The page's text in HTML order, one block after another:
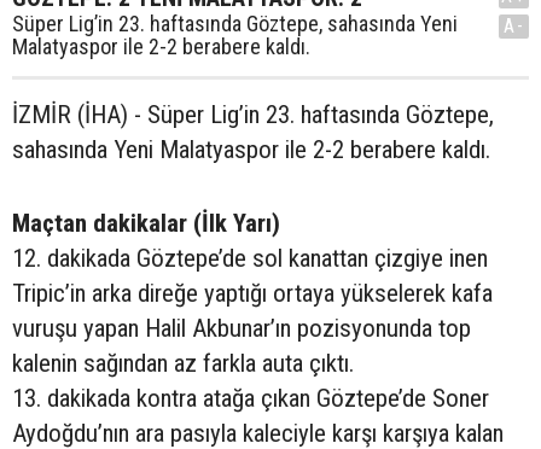
Süper Lig’in 23. haftasında Göztepe, sahasında Yeni
Malatyaspor ile 2-2 berabere kaldı.
A-
İZMİR (İHA) - Süper Lig’in 23. haftasında Göztepe,
sahasında Yeni Malatyaspor ile 2-2 berabere kaldı.
Maçtan dakikalar (İlk Yarı)
12. dakikada Göztepe’de sol kanattan çizgiye inen
Tripic’in arka direğe yaptığı ortaya yükselerek kafa
vuruşu yapan Halil Akbunar’ın pozisyonunda top
kalenin sağından az farkla auta çıktı.
13. dakikada kontra atağa çıkan Göztepe’de Soner
Aydoğdu’nın ara pasıyla kaleciyle karşı karşıya kalan